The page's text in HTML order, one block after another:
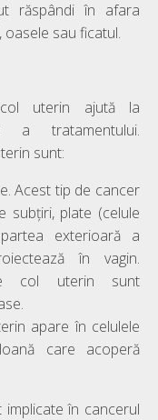
răspândi în afara
oasele sau ficatul.
uterin ajută la
a tratamentului.
sunt:
Acest tip de cancer
subțiri, plate (celule
exterioară a
în vagin.
col uterin sunt
apare în celulele
care acoperă
în cancerul